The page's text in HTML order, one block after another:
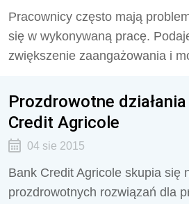
Pracownicy często mają
się w wykonywaną pracę.
zwiększenie zaangażowania i
Prozdrowotne
Credit Agricole
04 sie 2015
Bank Credit Agricole skupia się
prozdrowotnych rozwiązań dla